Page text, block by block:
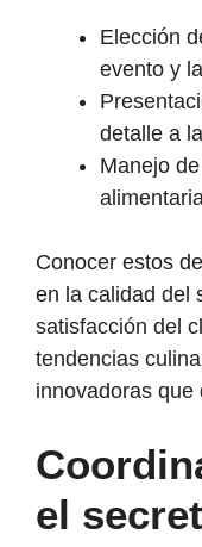
Elección
evento y
detalle a
Manejo
Conocer estos
en la calidad del
satisfacción del
tendencias
innovadoras que
el